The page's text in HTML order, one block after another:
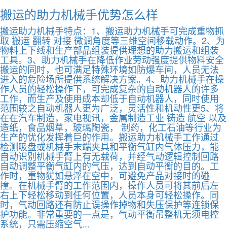
搬运的助力机械手优势怎么样
搬运助力机械手特点：1、搬运助力机械手可完成重物抓
取 搬运 翻转 对接 微调角度等三维空间移载动作。2、为
物料上下线和生产部品组装提供理想的助力搬运和组装
工具。3、助力机械手在降低作业劳动强度提供物料安全
搬运的同时，也可满足特殊环境如防爆车间，人员无法
进入的危险场所提供系统解决方案。4、助力机械手在操
作人员的轻松操作下，可完成复杂的自动机器人的许多
工作，而生产及使用成本却低于自动机器人，同时使用
范围较之自动机器人更为广泛，灵活性和机动性更5、将
在在汽车制造，家电视讯，金属制造工业 铸造 航空 以及
造纸，食品烟草，玻璃陶瓷， 制药，化工石油等行业为
生产的优化发挥着巨的作用。搬运助力机械手工作通过
检测吸盘或机械手末端夹具和平衡气缸内气体压力，能
自动识别机械手臂上有无载荷，并经气动逻辑控制回路
自动调整平衡气缸内的气压，达到自动平衡的目的。工
作时，重物犹如悬浮在空中，可避免产品对接时的碰
撞。在机械手臂的工作范围内，操作人员可将其前后左
右上下轻松移动到任何位置，人员本身可轻松操作。同
时，气动回路还有防止误操作掉物和失压保护等连锁保
护功能。非常重要的一点是，气动平衡吊整机无须电控
系统，只需压缩空气...